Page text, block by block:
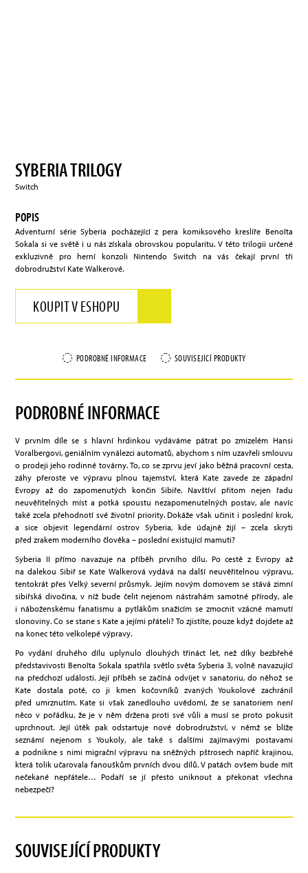
SYBERIA TRILOGY
Switch
POPIS
Adventurní série Syberia pocházející z pera komiksového kreslíře Benoîta
Sokala si ve světě i u nás získala obrovskou popularitu. V této trilogii určené
exkluzivně pro herní konzoli Nintendo Switch na vás čekají první tři
dobrodružství Kate Walkerové.
KOUPIT V ESHOPU
PODROBNÉ INFORMACE SOUVISEJÍCÍ PRODUKTY
PODROBNÉ INFORMACE
V prvním díle se s hlavní hrdinkou vydáváme pátrat po zmizelém Hansi
Voralbergovi, geniálním vynálezci automatů, abychom s ním uzavřeli smlouvu
o prodeji jeho rodinné továrny. To, co se zprvu jeví jako běžná pracovní cesta,
záhy přeroste ve výpravu plnou tajemství, která Kate zavede ze západní
Evropy až do zapomenutých končin Sibiře. Navštíví přitom nejen řadu
neuvěřitelných míst a potká spoustu nezapomenutelných postav, ale navíc
také zcela přehodnotí své životní priority. Dokáže však učinit i poslední krok,
a sice objevit legendární ostrov Syberia, kde údajně žijí – zcela skryti
před zrakem moderního člověka – poslední existující mamuti?
Syberia II přímo navazuje na příběh prvního dílu. Po cestě z Evropy až
na dalekou Sibiř se Kate Walkerová vydává na další neuvěřitelnou výpravu,
tentokrát přes Velký severní průsmyk. Jejím novým domovem se stává zimní
sibiřská divočina, v níž bude čelit nejenom nástrahám samotné přírody, ale
i náboženskému fanatismu a pytlákům snažícím se zmocnit vzácné mamutí
slonoviny. Co se stane s Kate a jejími přáteli? To zjistíte, pouze když dojdete až
na konec této velkolepé výpravy.
Po vydání druhého dílu uplynulo dlouhých třináct let, než díky bezbřehé
představivosti Benoîta Sokala spatřila světlo světa Syberia 3, volně navazující
na předchozí události. Její příběh se začíná odvíjet v sanatoriu, do něhož se
Kate dostala poté, co ji kmen kočovníků zvaných Youkolové zachránil
před umrznutím. Kate si však zanedlouho uvědomí, že se sanatoriem není
něco v pořádku, že je v něm držena proti své vůli a musí se proto pokusit
uprchnout. Její útěk pak odstartuje nové dobrodružství, v němž se blíže
seznámí nejenom s Youkoly, ale také s dalšími zajímavými postavami
a podnikne s nimi migrační výpravu na sněžných pštrosech napříč krajinou,
která tolik učarovala fanouškům prvních dvou dílů. V patách ovšem bude mít
nečekané nepřátele… Podaří se jí přesto uniknout a překonat všechna
nebezpečí?
SOUVISEJÍCÍ PRODUKTY